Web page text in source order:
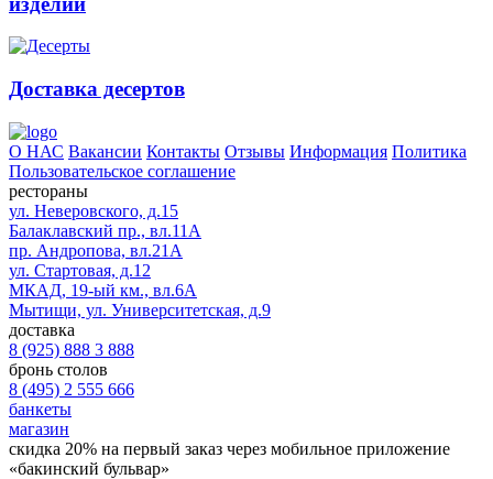
Доставка десертов
О НАС Вакансии Контакты Отзывы Информация Политика
Пользовательское соглашение
рестораны
ул. Неверовского, д.15
Балаклавский пр., вл.11А
пр. Андропова, вл.21А
ул. Стартовая, д.12
МКАД, 19-ый км., вл.6А
Мытищи, ул. Университетская, д.9
доставка
8 (925) 888 3 888
бронь столов
8 (495) 2 555 666
банкеты
магазин
скидка 20% на первый заказ через мобильное приложение
«бакинский бульвар»